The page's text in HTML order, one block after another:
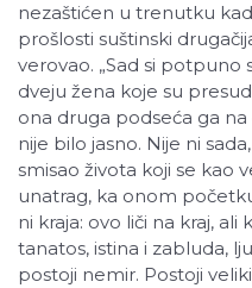
nezaštićen u trenutku
prošlosti suštinski
verovao. „Sad si potpuno
dveju žena koje su
ona druga podseća ga
nije bilo jasno. Nije ni
smisao života koji se kao
unatrag, ka onom
ni kraja: ovo liči na kraj,
tanatos, istina i zabluda,
postoji nemir. Postoji